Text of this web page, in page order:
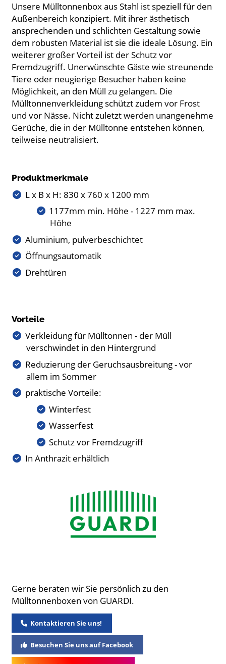
Unsere Mülltonnenbox aus Stahl ist speziell für den
Außenbereich konzipiert. Mit ihrer ästhetisch
ansprechenden und schlichten Gestaltung sowie
dem robusten Material ist sie die ideale Lösung. Ein
weiterer großer Vorteil ist der Schutz vor
Fremdzugriff. Unerwünschte Gäste wie streunende
Tiere oder neugierige Besucher haben keine
Möglichkeit, an den Müll zu gelangen. Die
Mülltonnenverkleidung schützt zudem vor Frost
und vor Nässe. Nicht zuletzt werden unangenehme
Gerüche, die in der Mülltonne entstehen können,
teilweise neutralisiert.
Produktmerkmale
L x B x H: 830 x 760 x 1200 mm
1177mm min. Höhe - 1227 mm max.
Höhe
Aluminium, pulverbeschichtet
Öffnungsautomatik
Drehtüren
Vorteile
Verkleidung für Mülltonnen - der Müll
verschwindet in den Hintergrund
Reduzierung der Geruchsausbreitung - vor
allem im Sommer
praktische Vorteile:
Winterfest
Wasserfest
Schutz vor Fremdzugriff
In Anthrazit erhältlich
Gerne beraten wir Sie persönlich zu den
Mülltonnenboxen von GUARDI.
Kontaktieren Sie uns!
Besuchen Sie uns auf Facebook